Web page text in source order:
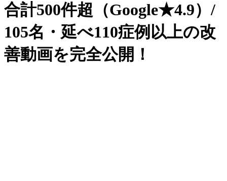
合計500件超（Google★4.9）/
105名・延べ110症例以上の改
善動画を完全公開！